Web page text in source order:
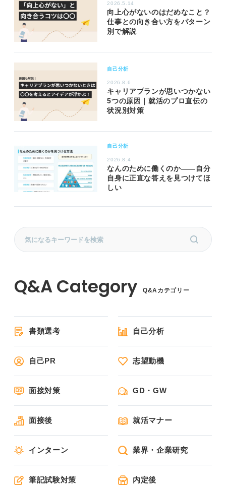
2026.5.14
向上心がないのはだめなこと？
仕事との向き合い方をパターン
別で解説
自己分析
2026.8.6
キャリアプランが思いつかない
5つの原因｜就活のプロ直伝の
状況別対策
自己分析
2026.8.4
なんのために働くのか――自分
自身に正直な答えを見つけてほ
しい
Q&Aカテゴリー
書類選考 自己分析
自己PR 志望動機
面接対策 GD・GW
面接後 就活マナー
インターン 業界・企業研究
筆記試験対策 内定後